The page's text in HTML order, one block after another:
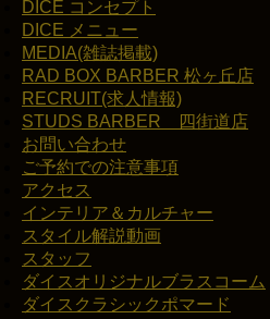
DICE コンセプト
DICE メニュー
MEDIA(雑誌掲載)
RAD BOX BARBER 松ヶ丘店
RECRUIT(求人情報)
STUDS BARBER 四街道店
お問い合わせ
ご予約での注意事項
アクセス
インテリア＆カルチャー
スタイル解説動画
スタッフ
ダイスオリジナルブラスコーム
ダイスクラシックポマード